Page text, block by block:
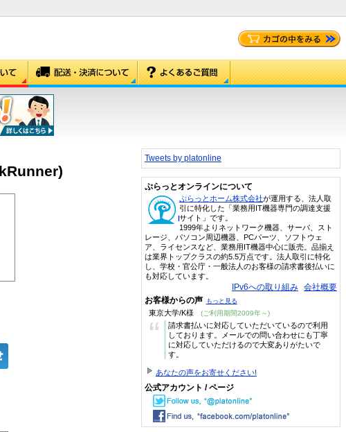
Tweets by platonline
ぷらっとオンラインについて
ぷらっとホーム株式会社が運用する、法人取
引に特化した「業務用IT機器専門の調達支援
サイト」です。
1999年よりネットワーク機器、サーバ、スト
レージ、パソコン周辺機器、PCパーツ、ソフトウェ
ア、ライセンスなど、業務用IT機器中心に販売。品揃え
は業界トップクラスの約5.5万点です。法人取引に特化
し、学校・官公庁・一般法人のお客様の請求書後払いに
も対応しています。
IPv6への取り組み 会社概要
お客様からの声 もっと見る
東京大学/K様 (ご利用期間2009年～)
“
請求書払いに対応していただいているので利用
しております。メールでの問い合わせにも丁寧
に対応していただけるので大変ありがたいで
す。
あなたの声をお寄せください!
公式アカウント / ページ